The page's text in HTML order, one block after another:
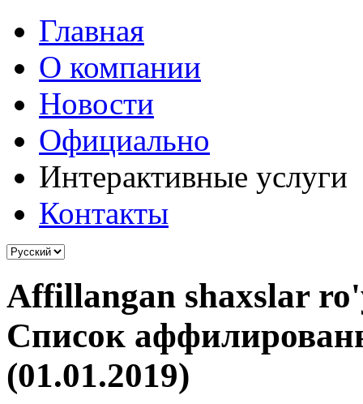
Главная
О компании
Новости
Официально
Интерактивные услуги
Контакты
Affillangan shaxslar
Cписок
(01.01.2019)